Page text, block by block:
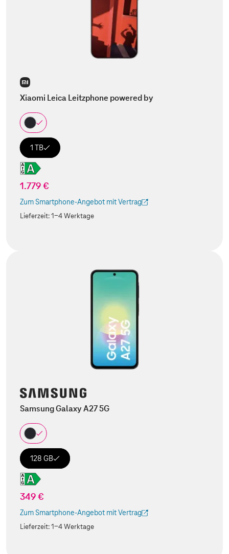
Xiaomi Leica Leitzphone powered by
1 TB
1.779 €
Zum Smartphone-Angebot mit Vertrag
(Der Link wird in einem neuen Tab geöffnet)
Lieferzeit:1-4 Werktage
Samsung Galaxy A27 5G
128 GB
349 €
Zum Smartphone-Angebot mit Vertrag
(Der Link wird in einem neuen Tab geöffnet)
Lieferzeit:1-4 Werktage